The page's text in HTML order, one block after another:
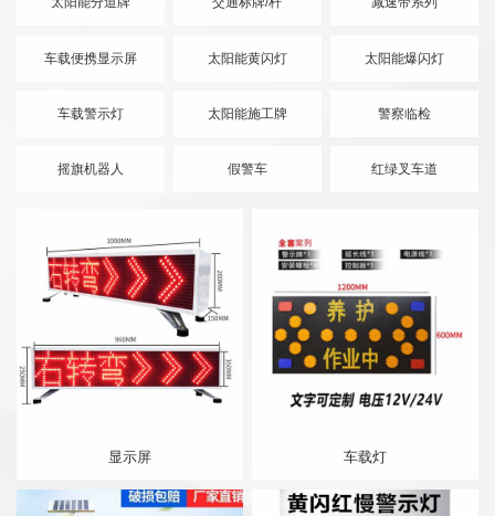
车载便携显示屏 太阳能黄闪灯 太阳能爆闪灯
车载警示灯 太阳能施工牌 警察临检
摇旗机器人 假警车 红绿叉车道
显示屏 车载灯